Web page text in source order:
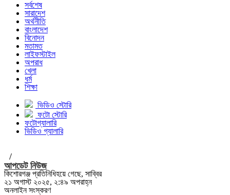
সর্বশেষ
সারাদেশ
অর্থনীতি
বাংলাদেশ
বিনোদন
মতামত
লাইফস্টাইল
অপরাধ
খেলা
ধর্ম
শিক্ষা
ভিডিও স্টোরি
ফটো স্টোরি
ফটোগ্যালারি
ভিডিও গ্যালারি
/
আপডেট নিউজ
কিশোরগঞ্জ প্রতিনিধিহয়ে গেছে, সাব্বির
২১ অগাস্ট ২০২৫, ২:৪৯ অপরাহ্ন
অনলাইন সংস্করণ